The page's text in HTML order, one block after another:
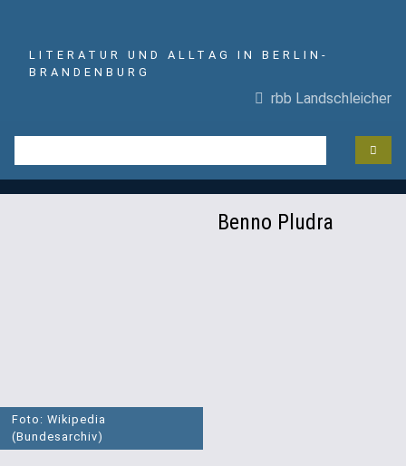
LITERATUR UND ALLTAG IN BERLIN-
BRANDENBURG
rbb Landschleicher
Foto: Wikipedia
(Bundesarchiv)
Benno Pludra